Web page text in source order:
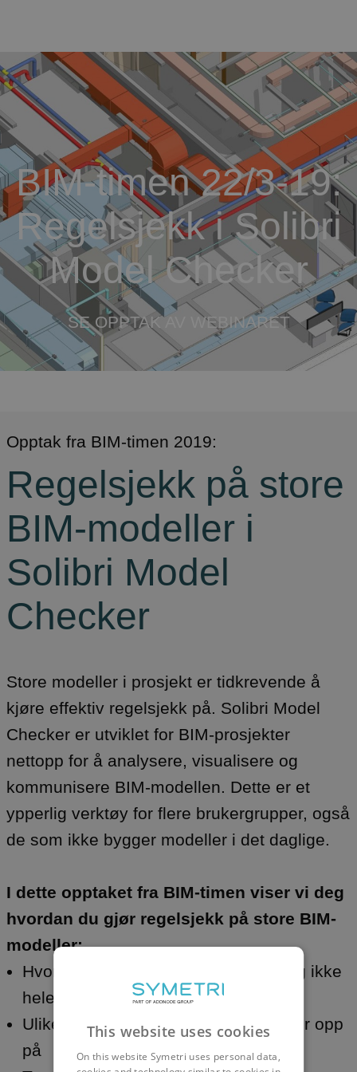
BIM-timen 22/3-19:
Regelsjekk i Solibri
Model Checker
SE OPPTAK AV WEBINARET
Opptak fra BIM-timen 2019:
Regelsjekk på store
BIM-modeller i
Solibri Model
Checker
Store modeller i prosjekt er tidkrevende å
kjøre effektiv regelsjekk på. Solibri Model
Checker er utviklet for BIM-prosjekter
nettopp for å analysere, visualisere og
kommunisere BIM-modellen. Dette er et
ypperlig verktøy for flere brukergrupper, også
de som ikke bygger modeller i det daglige.
I dette opptaket fra BIM-timen viser vi deg
hvordan du gjør regelsjekk på store BIM-
modeller:
Hvordan sjekke deler av modellen og ikke
hele ved hjelp av "Selection Basket"
Ulike måter du kan se feil som dukker opp
på
This website uses cookies
On this website Symetri uses personal data,